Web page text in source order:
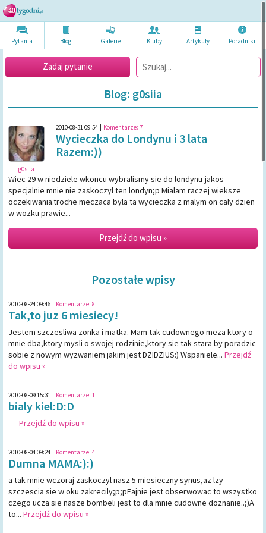
Pytania Blogi Galerie Kluby Artykuły Poradniki
Zadaj pytanie
Blog: g0siia
g0siia
2010-08-31 09:54 Komentarze: 7
Wycieczka do Londynu i 3 lata
Razem:))
Wiec 29 w niedziele wkoncu wybralismy sie do londynu-jakos
specjalnie mnie nie zaskoczyl ten londyn;p Mialam raczej wieksze
oczekiwania.troche meczaca byla ta wycieczka z malym on caly dzien
w wozku prawie...
Przejdź do wpisu »
Pozostałe wpisy
2010-08-24 09:46 Komentarze: 8
Tak,to juz 6 miesiecy!
Jestem szczesliwa zonka i matka. Mam tak cudownego meza ktory o
mnie dba,ktory mysli o swojej rodzinie,ktory sie tak stara by poradzic
sobie z nowym wyzwaniem jakim jest DZIDZIUS:) Wspaniele... Przejdź
do wpisu »
2010-08-09 15:31 Komentarze: 1
bialy kiel:D:D
Przejdź do wpisu »
2010-08-04 09:24 Komentarze: 4
Dumna MAMA:):)
a tak mnie wczoraj zaskoczyl nasz 5 miesieczny synus,az lzy
szczescia sie w oku zakrecily;p;pFajnie jest obserwowac to wszystko
czego ucza sie nasze bombeli jest to dla mnie cudowne doznanie..;)A
to... Przejdź do wpisu »